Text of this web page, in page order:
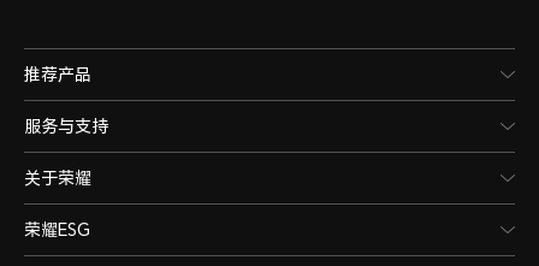
推荐产品
服务与支持
关于荣耀
荣耀ESG